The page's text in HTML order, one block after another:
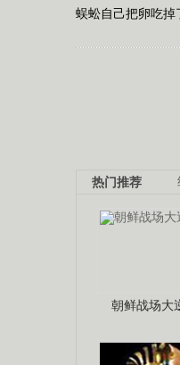
蜈蚣自己把卵吃掉
热门推荐
朝鲜战场大